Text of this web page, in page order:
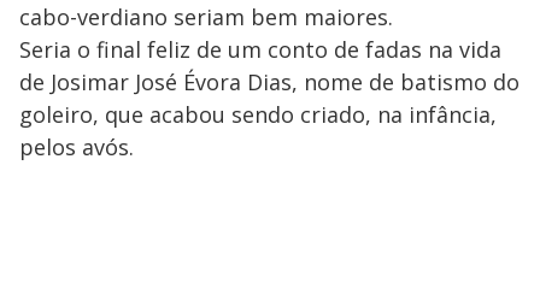
cabo-verdiano seriam bem maiores.
Seria o final feliz de um conto de fadas na vida
de Josimar José Évora Dias, nome de batismo do
goleiro, que acabou sendo criado, na infância,
pelos avós.